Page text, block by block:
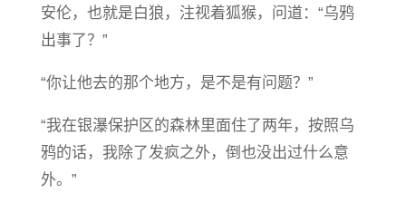
安伦，也就是白狼，注视着狐猴，问道：“乌鸦
出事了？”
“你让他去的那个地方，是不是有问题？”
“我在银瀑保护区的森林里面住了两年，按照乌
鸦的话，我除了发疯之外，倒也没出过什么意
外。”